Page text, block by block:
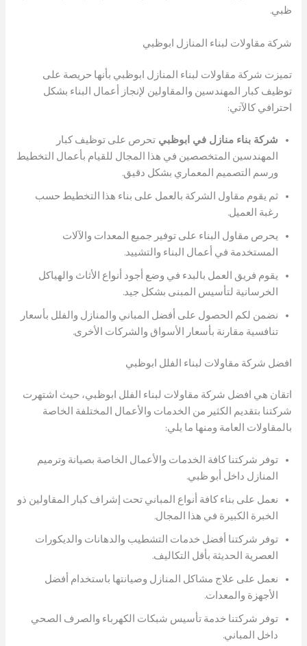
ظبي.
شركة مقاولات لبناء المنازل ابوظبي
تميزت شركة مقاولات لبناء المنازل ابوظبي بأنها حريصة على
توظيف كبار المهندسين والمقاولين لإنجاز أعمال البناء بشكل
احترافي كالآتي:
شركة بناء منازل في ابوظبيتحرص على توظيف كبار
المهندسين المتخصصين في هذا المجال للقيام بأعمال التخطيط
ورسم التصميم المعماري بشكل دقيق.
ثم يقوم مقاول الشركة بالعمل على بناء هذا التخطيط حسب
رغبة العميل.
يحرص مقاول البناء على توفير جميع المعدات والآلات
المستخدمة في أعمال البناء والتشييد.
يقوم فريق العمل بالبدء في وضع أجود أنواع الأثاث والهياكل
الخرسانية لتأسيس المبنى بشكل جيد.
نضمن لكم الحصول على أفضل المباني والمنازل والفلل بأسعار
تنافسية مقارنة بأسعار الأسواق والشركات الأخرى.
افضل شركة مقاولات لبناء الفلل ابوظبي
اتقان هي افضل شركة مقاولات لبناء الفلل ابوظبي، حيث اشتهرت
شركتنا بتقديم الكثير من الخدمات والأعمال المختلفة الخاصة
بالمقاولات العامة ومنها ما يلي:
توفر شركتنا كافة الخدمات والأعمال الخاصة بصيانة وترميم
المنازل داخل أبو ظبي.
نعمل على بناء كافة أنواع المباني تحت إشراف كبار المقاولين ذو
الخبرة الكبيرة في هذا المجال.
توفر شركتنا أفضل خدمات التشطيب والدهانات والديكورات
العصرية الحديثة بأقل التكاليف.
نعمل على علاج مشاكل المنازل وصيانتها باستخدام أفضل
الأجهزة والمعدات.
توفر شركتنا خدمة تأسيس شبكات الكهرباء والصرف الصحي
داخل المباني.